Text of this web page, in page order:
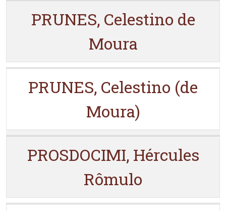
PRUNES, Celestino de
Moura
PRUNES, Celestino (de
Moura)
PROSDOCIMI, Hércules
Rômulo